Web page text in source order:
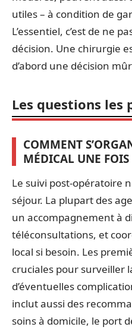
utiles – à condition de
L’essentiel, c’est de ne
décision. Une chirurgie
d’abord une décision
Les questions les
COMMENT
MÉDICAL UNE FOIS
Le suivi post-opératoire
séjour. La plupart des
un accompagnement à
téléconsultations, et
local si besoin. Les
cruciales pour surveiller
d’éventuelles
inclut aussi des
soins à domicile, le port